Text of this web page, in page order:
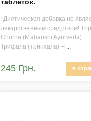
*Диетическая добавка не
лекарственным средством!
Churna (Maharishi Ayurveda).
Трифала (трипхала) – ...
245 Грн. в